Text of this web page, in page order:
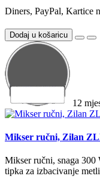
Diners, PayPal, Kartice
Dodaj u košaricu
12
Mikser ručni, Zilan
Mikser ručni, snaga 300
tipka za izbacivanje